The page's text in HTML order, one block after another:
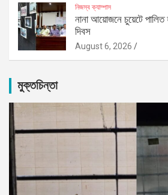
নিজস্ব ক্যাম্পাস
নানা আয়োজনে চুয়েটে
দিবস
August 6, 2026
মুক্তচিন্তা